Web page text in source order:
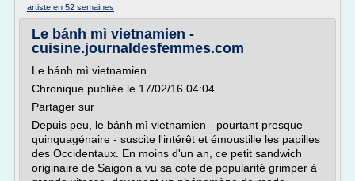
artiste en 52 semaines
Le bánh mì vietnamien -
cuisine.journaldesfemmes.com
Le bánh mì vietnamien
Chronique publiée le 17/02/16 04:04
Partager sur
Depuis peu, le bánh mì vietnamien - pourtant presque
quinquagénaire - suscite l'intérêt et émoustille les papilles
des Occidentaux. En moins d'un an, ce petit sandwich
originaire de Saigon a vu sa cote de popularité grimper à